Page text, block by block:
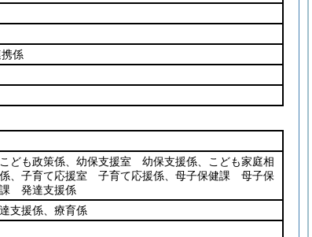
係
ども政策係、幼保支援室 幼保支援係、こども家庭相
、子育て応援室 子育て応援係、母子保健課 母子保
発達支援係
支援係、療育係